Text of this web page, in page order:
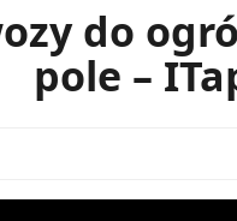
do
pole –